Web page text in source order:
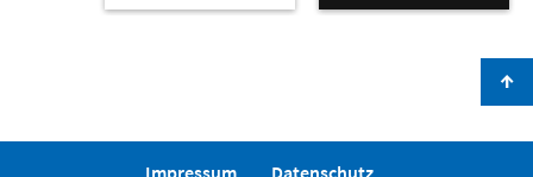
↑
Impressum Datenschutz